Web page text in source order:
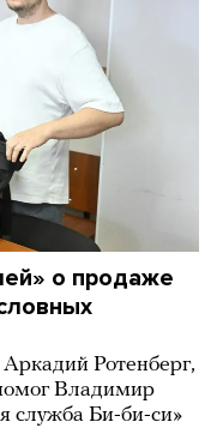
о продаже
Ротенберг,
Владимир
служба Би-би-си»